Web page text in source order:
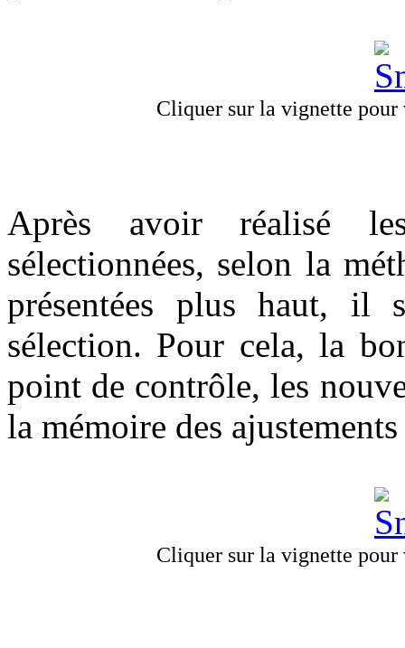
Cliquer sur la vignette
Après avoir réalisé
sélectionnées, selon la
présentées plus haut, il
sélection. Pour cela, la
point de contrôle, les
la mémoire des
Cliquer sur la vignette